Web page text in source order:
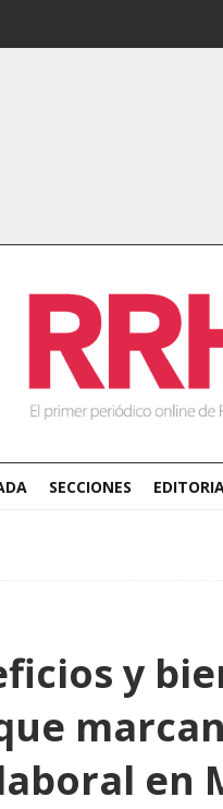
SECCIONES
y
en